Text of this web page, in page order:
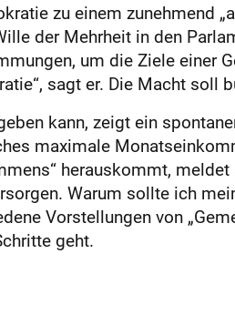
zu einem zunehmend
der Mehrheit in den
um die Ziele einer
sagt er. Die Macht soll
kann, zeigt ein
maximale
herauskommt,
Warum sollte ich
Vorstellungen von
geht.